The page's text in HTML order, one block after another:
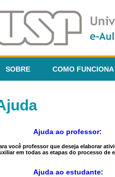
SOBRE COMO FUNCIONA
Ajuda ao professor:
você professor que deseja elaborar
em todas as etapas do processo de
Ajuda ao estudante: